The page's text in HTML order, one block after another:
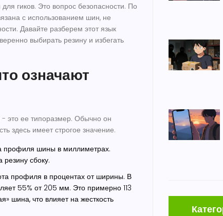
гиков. Это вопрос безопасности. По
с использованием шин, не
Давайте разберем этот язык
выбирать резину и избегать
означают
это ее типоразмер. Обычно он
здесь имеет строгое значение.
профиля шины в миллиметрах.
сбоку.
профиля в процентах от ширины. В
55% от 205 мм. Это примерно 113
шина, что влияет на жесткость